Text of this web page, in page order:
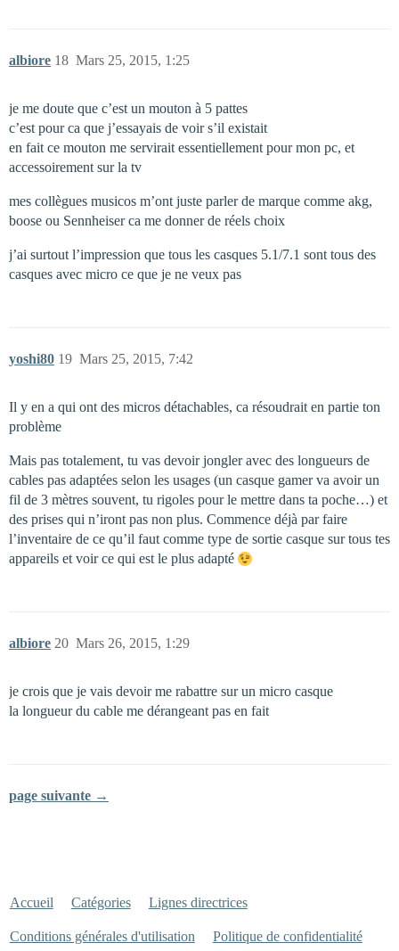
albiore Mars 25, 2015, 1:25
18
je me doute que c’est un mouton à 5 pattes
c’est pour ca que j’essayais de voir s’il existait
en fait ce mouton me servirait essentiellement pour mon pc, et
accessoirement sur la tv
mes collègues musicos m’ont juste parler de marque comme akg,
boose ou Sennheiser ca me donner de réels choix
j’ai surtout l’impression que tous les casques 5.1/7.1 sont tous des
casques avec micro ce que je ne veux pas
yoshi80 Mars 25, 2015, 7:42
19
Il y en a qui ont des micros détachables, ca résoudrait en partie ton
problème
Mais pas totalement, tu vas devoir jongler avec des longueurs de
cables pas adaptées selon les usages (un casque gamer va avoir un
fil de 3 mètres souvent, tu rigoles pour le mettre dans ta poche…) et
des prises qui n’iront pas non plus. Commence déjà par faire
l’inventaire de ce qu’il faut comme type de sortie casque sur tous tes
appareils et voir ce qui est le plus adapté
albiore Mars 26, 2015, 1:29
20
je crois que je vais devoir me rabattre sur un micro casque
la longueur du cable me dérangeant pas en fait
page suivante →
Accueil Catégories Lignes directrices
Conditions générales d'utilisation Politique de confidentialité